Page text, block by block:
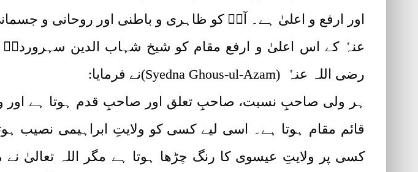
اور ارفع و اعلیٰ ہے۔ آپؓ کو ظاہری و باطنی اور روحانی و
عنہٗ کے اس اعلیٰ و ارفع مقام کو شیخ شہاب الدین سہروردیؒ
رضی اللہ عنہٗ (Syedna Ghous-ul-Azam)نے فرمایا:
ہر ولی صاحبِ نسبت، صاحبِ تعلق اور صاحبِ قدم ہوتا ہے
قائم مقام ہوتا ہے۔ اسی لیے کسی کو ولایتِ ابراہیمی نصیب
کسی پر ولایتِ عیسوی کا رنگ چڑھا ہوتا ہے مگر اللہ